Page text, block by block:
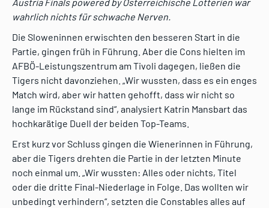
wahrlich nichts für schwache Nerven.
Die Sloweninnen erwischten den besseren Start in die
Partie, gingen früh in Führung. Aber die Cons hielten im
AFBÖ-Leistungszentrum am Tivoli dagegen, ließen die
Tigers nicht davonziehen. „Wir wussten, dass es ein enges
Match wird, aber wir hatten gehofft, dass wir nicht so
lange im Rückstand sind“, analysiert Katrin Mansbart das
hochkarätige Duell der beiden Top-Teams.
Erst kurz vor Schluss gingen die Wienerinnen in Führung,
aber die Tigers drehten die Partie in der letzten Minute
noch einmal um. „Wir wussten: Alles oder nichts, Titel
oder die dritte Final-Niederlage in Folge. Das wollten wir
unbedingt verhindern“, setzten die Constables alles auf